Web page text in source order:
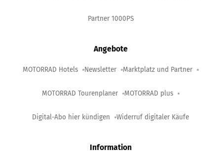
Partner 1000PS
Angebote
MOTORRAD Hotels Newsletter Marktplatz und Partner
MOTORRAD Tourenplaner MOTORRAD plus
Digital-Abo hier kündigen Widerruf digitaler Käufe
Information